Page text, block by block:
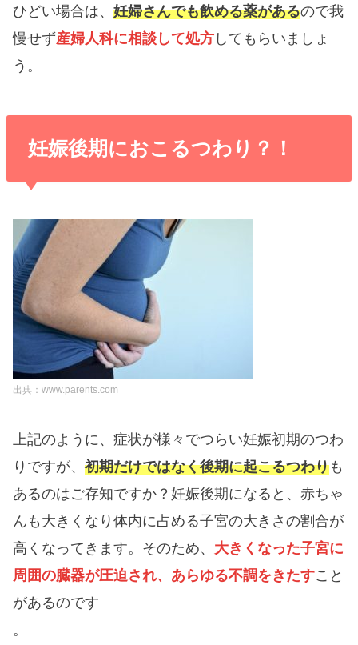
ひどい場合は、妊婦さんでも飲める薬があるので我
慢せず産婦人科に相談して処方 してもらいましょ
う。
妊娠後期におこるつわり？！
出典：www.parents.com
上記のように、症状が様々でつらい妊娠初期のつわ
りですが、初期だけではなく後期に起こるつわりも
あるのはご存知ですか？妊娠後期になると、赤ちゃ
んも大きくなり体内に占める子宮の大きさの割合が
高くなってきます。そのため、 大きくなった子宮に
周囲の臓器が圧迫され、あらゆる不調をきたすこと
があるのです
。